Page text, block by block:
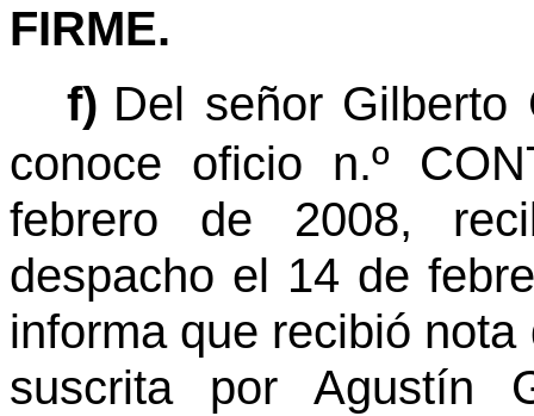
FIRME.
f) Del señor Gilberto
conoce oficio n.º
febrero de 2008,
despacho el 14 de
informa que recibió
suscrita por Agustín